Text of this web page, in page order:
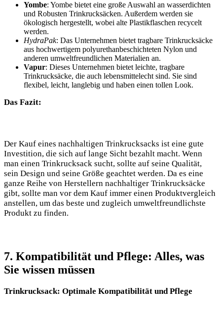
Yombe: Yombe bietet eine große Auswahl an ​wasserdichten
⁣und‍ Robusten Trinkrucksäcken. Außerdem werden sie
ökologisch‌ hergestellt, wobei alte Plastikflaschen recycelt
werden.
HydraPak: Das Unternehmen‌ bietet tragbare Trinkrucksäcke
aus hochwertigem ⁢polyurethanbeschichteten Nylon und
anderen umweltfreundlichen Materialien an.
Vapur:‍ Dieses Unternehmen bietet ​leichte, ​tragbare⁤
Trinkrucksäcke, die auch lebensmittelecht sind. Sie‌ sind
flexibel,⁣ leicht, langlebig⁢ und haben einen tollen Look.​
Das Fazit:
Der Kauf eines nachhaltigen Trinkrucksacks ​ist eine‌ gute
Investition, ⁣die ⁢sich auf lange Sicht bezahlt macht.‌ Wenn⁢
man​ einen Trinkrucksack sucht, sollte ⁣auf ⁢seine Qualität,
sein Design und seine Größe geachtet werden. Da es eine
ganze Reihe von Herstellern nachhaltiger Trinkrucksäcke
gibt, sollte man vor⁤ dem Kauf ‍immer einen Produktvergleich
anstellen, um ‍das beste und zugleich⁣ umweltfreundlichste
Produkt zu finden.
7.‍ Kompatibilität und Pflege: ⁤Alles,‌ was
Sie wissen müssen
Trinkrucksack: Optimale Kompatibilität⁢ und Pflege